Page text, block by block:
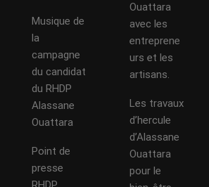
Musique de
la
campagne
du candidat
du RHDP
Alassane
Ouattara
Point de
presse
Ouattara
avec les
entreprene
urs et les
artisans.
Les travaux
d’hercule
d’Alassane
Ouattara
pour le